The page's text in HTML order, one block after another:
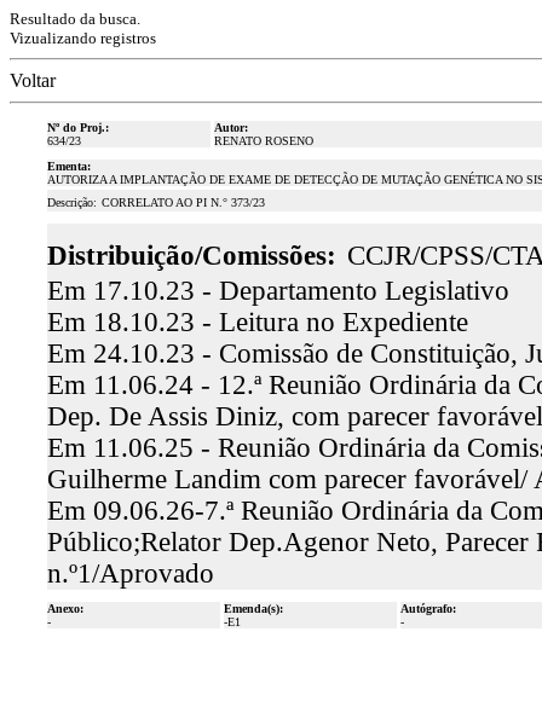
Resultado da busca.
Vizualizando registros
Voltar
Nº do Proj.:
634/23
Autor:
RENATO ROSENO
Ementa:
AUTORIZA A IMPLANTAÇÃO DE EXAME DE DETECÇÃO DE MUTAÇÃO GENÉTICA NO
Descrição: CORRELATO AO PI N.° 373/23
Distribuição/Comissões: CCJR/CPSS/
Em 17.10.23 - Departamento Legislativo
Em 18.10.23 - Leitura no Expediente
Em 24.10.23 - Comissão de Constituição,
Em 11.06.24 - 12.ª Reunião Ordinária da
Dep. De Assis Diniz, com parecer
Em 11.06.25 - Reunião Ordinária da
Guilherme Landim com parecer favorável/
Em 09.06.26-7.ª Reunião Ordinária da
Público;Relator Dep.Agenor Neto,
n.º1/Aprovado
Anexo:
-
Emenda(s):
-E1
Autógrafo:
-